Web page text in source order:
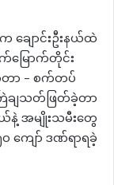
ောင်းဦးနယ်ထဲ
ြောက်တိုင်း
တာ – စက်တပ်
ချသတ်ဖြတ်ခဲ့တာ
နဲ့ အမျိုးသမီးတွေ
ကျော် ဒဏ်ရာရခဲ့